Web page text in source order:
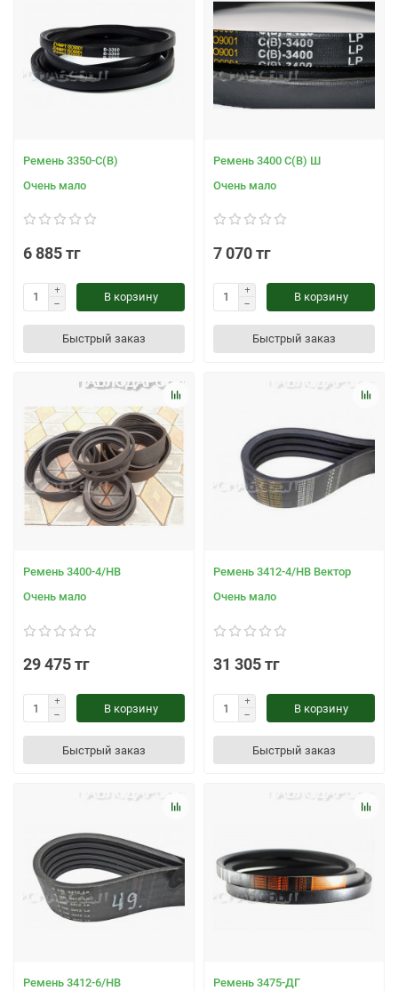
Ремень 3350-С(В)
Очень мало
6 885 тг
В корзину
Быстрый заказ
Ремень 3400 С(В) Ш
Очень мало
7 070 тг
В корзину
Быстрый заказ
Ремень 3400-4/НВ
Очень мало
29 475 тг
В корзину
Быстрый заказ
Ремень 3412-4/НВ Вектор
Очень мало
31 305 тг
В корзину
Быстрый заказ
Ремень 3412-6/НВ
Ремень 3475-ДГ